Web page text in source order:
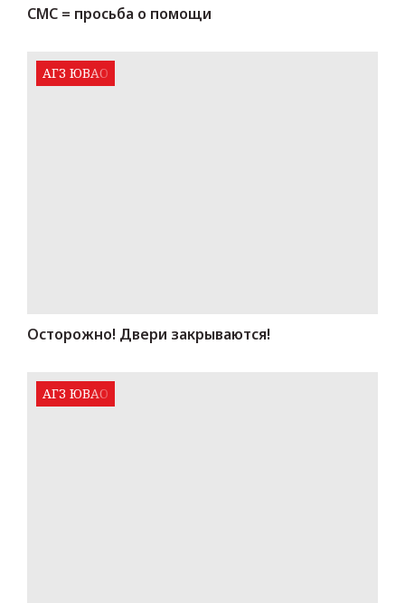
СМС = просьба о помощи
АГЗ ЮВАО
Осторожно! Двери закрываются!
АГЗ ЮВАО